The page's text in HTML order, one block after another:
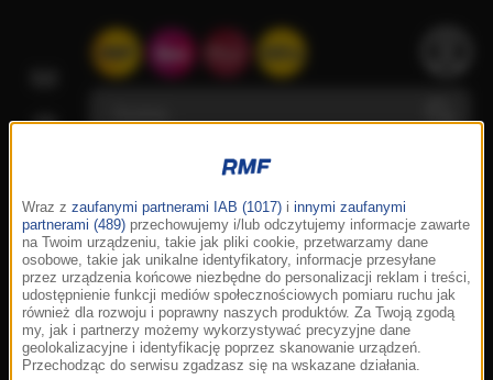
Wraz z zaufanymi partnerami IAB (1017) i innymi zaufanymi
partnerami (489) przechowujemy i/lub odczytujemy informacje zawarte
na Twoim urządzeniu, takie jak pliki cookie, przetwarzamy dane
osobowe, takie jak unikalne identyfikatory, informacje przesyłane
przez urządzenia końcowe niezbędne do personalizacji reklam i treści,
udostępnienie funkcji mediów społecznościowych pomiaru ruchu jak
również dla rozwoju i poprawny naszych produktów. Za Twoją zgodą
my, jak i partnerzy możemy wykorzystywać precyzyjne dane
geolokalizacyjne i identyfikację poprzez skanowanie urządzeń.
Przechodząc do serwisu zgadzasz się na wskazane działania.